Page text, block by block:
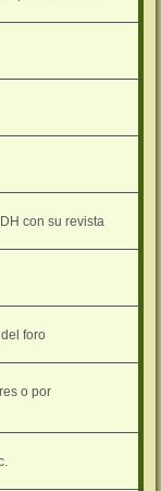
con su revista
foro
o por